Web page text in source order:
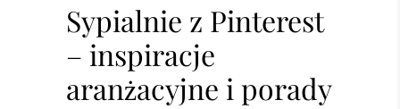
Sypialnie z Pinterest
– inspiracje
aranżacyjne i porady